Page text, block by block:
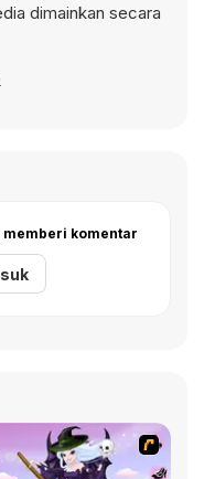
dimainkan secara
komentar